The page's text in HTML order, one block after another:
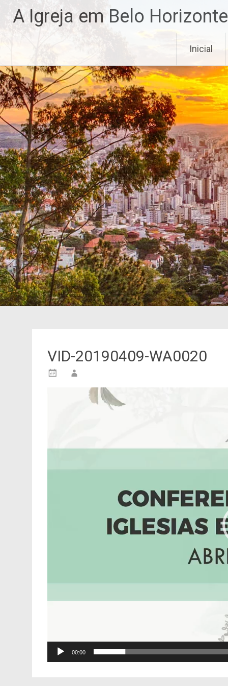
paraA Igreja em Belo Horizonte
Inicial
VID-20190409-WA0020
00:00